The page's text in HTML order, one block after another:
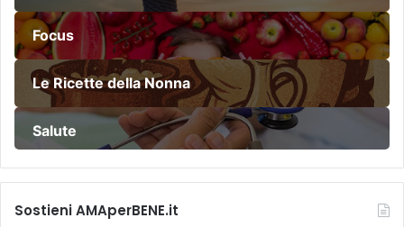
Focus
Le Ricette della Nonna
Salute
Sostieni AMAperBENE.it